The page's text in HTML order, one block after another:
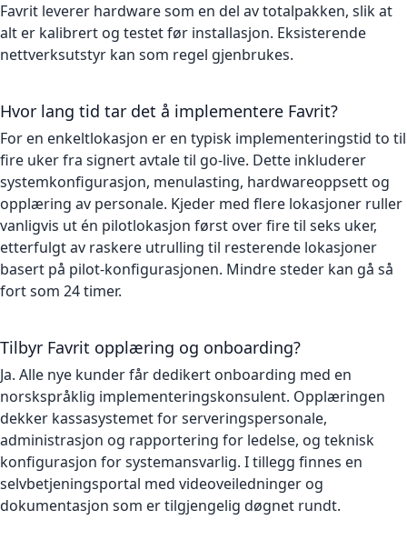
Favrit leverer hardware som en del av totalpakken, slik at
alt er kalibrert og testet før installasjon. Eksisterende
nettverksutstyr kan som regel gjenbrukes.
Hvor lang tid tar det å implementere Favrit?
For en enkeltlokasjon er en typisk implementeringstid to til
fire uker fra signert avtale til go-live. Dette inkluderer
systemkonfigurasjon, menulasting, hardwareoppsett og
opplæring av personale. Kjeder med flere lokasjoner ruller
vanligvis ut én pilotlokasjon først over fire til seks uker,
etterfulgt av raskere utrulling til resterende lokasjoner
basert på pilot-konfigurasjonen. Mindre steder kan gå så
fort som 24 timer.
Tilbyr Favrit opplæring og onboarding?
Ja. Alle nye kunder får dedikert onboarding med en
norskspråklig implementeringskonsulent. Opplæringen
dekker kassasystemet for serveringspersonale,
administrasjon og rapportering for ledelse, og teknisk
konfigurasjon for systemansvarlig. I tillegg finnes en
selvbetjeningsportal med videoveiledninger og
dokumentasjon som er tilgjengelig døgnet rundt.